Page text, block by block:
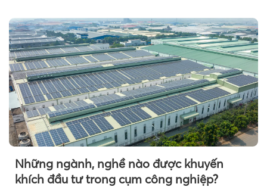
Những ngành, nghề nào được khuyến
khích đầu tư trong cụm công nghiệp?